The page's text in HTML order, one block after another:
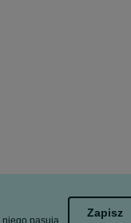
niego pasują.
Zapisz